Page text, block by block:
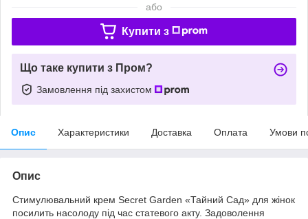
або
Купити з
Що таке купити з Пром?
Замовлення під захистом
Опис Характеристики Доставка Оплата Умови
Опис
Стимулювальний крем Secret Garden «Тайний Сад» для жінок
посилить насолоду під час статевого акту. Задоволення